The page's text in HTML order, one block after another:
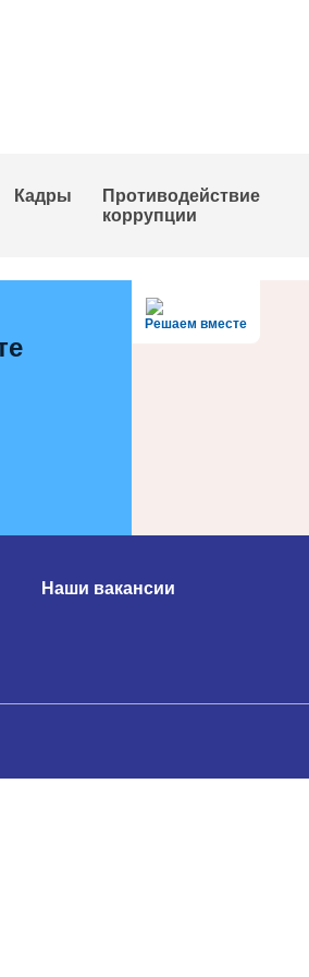
Кадры
Противодействие
коррупции
Решаем вместе
Наши вакансии